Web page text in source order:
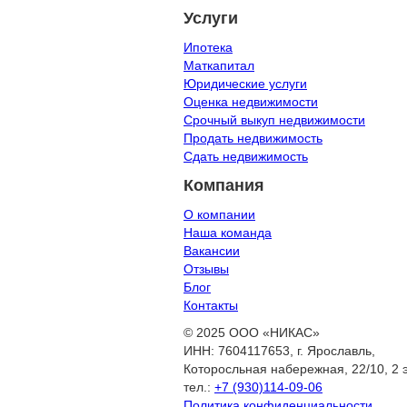
Услуги
Ипотека
Маткапитал
Юридические услуги
Оценка недвижимости
Срочный выкуп недвижимости
Продать недвижимость
Сдать недвижимость
Компания
О компании
Наша команда
Вакансии
Отзывы
Блог
Контакты
© 2025 ООО «НИКАС»
ИНН: 7604117653, г. Ярославль,
Которосльная набережная, 22/10, 2
тел.: +7 (930)114-09-06